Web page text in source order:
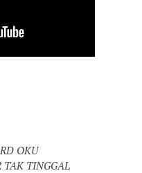
OKU
TAK TINGGAL